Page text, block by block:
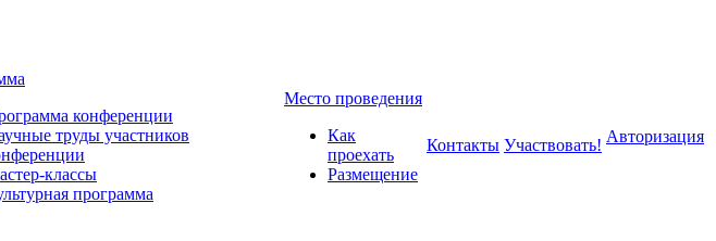
конференции
труды участников
классы
программа
Место проведения
Как
проехать
Размещение
Контакты Участвовать! Авторизация